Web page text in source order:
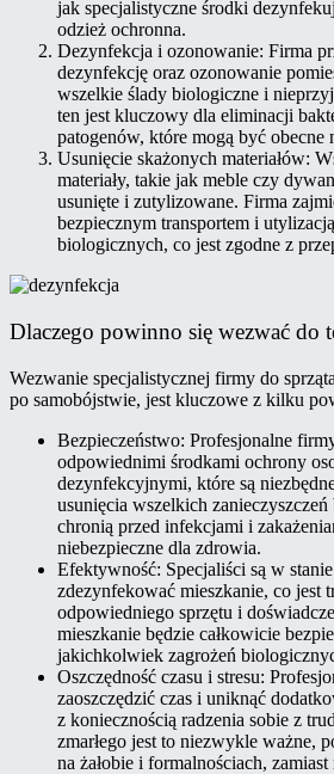
jak specjalistyczne środki
odzież ochronna.
Dezynfekcja i ozonowanie: Firma
dezynfekcję oraz ozonowanie
wszelkie ślady biologiczne i
ten jest kluczowy dla eliminacji
patogenów, które mogą być obecne
Usunięcie skażonych materiałów:
materiały, takie jak meble czy
usunięte i zutylizowane. Firma
bezpiecznym transportem i
biologicznych, co jest zgodne z
Dlaczego powinno się wezwać do
Wezwanie specjalistycznej firmy do
po samobójstwie, jest kluczowe z kilku
Bezpieczeństwo: Profesjonalne
odpowiednimi środkami ochrony
dezynfekcyjnymi, które są
usunięcia wszelkich
chronią przed infekcjami i
niebezpieczne dla zdrowia.
Efektywność: Specjaliści są w
zdezynfekować mieszkanie, co jest
odpowiedniego sprzętu i
mieszkanie będzie całkowicie
jakichkolwiek zagrożeń
Oszczędność czasu i stresu:
zaoszczędzić czas i uniknąć
z koniecznością radzenia sobie z
zmarłego jest to niezwykle ważne,
na żałobie i formalnościach,